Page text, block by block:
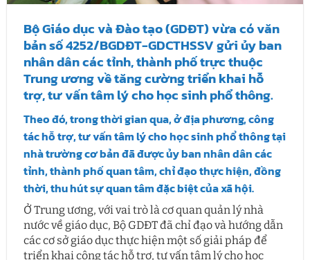
Bộ Giáo dục và Đào tạo (GDĐT) vừa có văn
bản số 4252/BGDĐT-GDCTHSSV gửi ủy ban
nhân dân các tỉnh, thành phố trực thuộc
Trung ương về tăng cường triển khai hỗ
trợ, tư vấn tâm lý cho học sinh phổ thông.
Theo đó, trong thời gian qua, ở địa phương,công
tác hỗ trợ,tư vấn tâm lý cho học sinh phổ thôngtại
nhà trường cơ bản đã được ủy ban nhân dân các
tỉnh, thành phố quan tâm, chỉ đạo thực hiện, đồng
thời, thu hút sự quan tâm đặc biệt của xã hội.
Ở Trung ương, với vai trò là cơ quan quản lý nhà
nước về giáo dục, Bộ GDĐT đã chỉ đạo và hướng dẫn
các cơ sở giáo dục thực hiện một số giải pháp để
triển khai công tác hỗ trợ, tư vấn tâm lý cho học